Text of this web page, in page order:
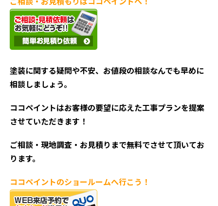
塗装に関する疑問や不安、お値段の相談なんでも早めに
相談しましょう。
ココペイントはお客様の要望に応えた工事プランを提案
させていただきます！
ご相談・現地調査・お見積りまで無料でさせて頂いてお
ります。
ココペイントのショールームへ行こう！